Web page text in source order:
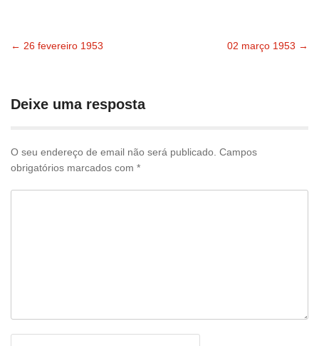
pelas
publicações
← 26 fevereiro 1953 02 março 1953 →
Deixe uma resposta
O seu endereço de email não será publicado. Campos
obrigatórios marcados com *